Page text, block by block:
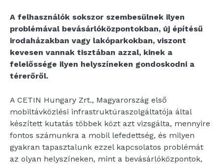
A felhasználók sokszor szembesülnek ilyen
problémával bevásárlóközpontokban, új építésű
irodaházakban vagy lakóparkokban, viszont
kevesen vannak tisztában azzal, kinek a
felelőssége ilyen helyszíneken gondoskodni a
térerőről.
A CETIN Hungary Zrt., Magyarország első
mobiltávközlési infrastruktúraszolgáltatója által
készített kutatás többek közt azt vizsgálta, mennyire
fontos számunkra a mobil lefedettség, és milyen
gyakran tapasztalunk ezzel kapcsolatos problémát
az olyan helyszíneken, mint a bevásárlóközpontok,